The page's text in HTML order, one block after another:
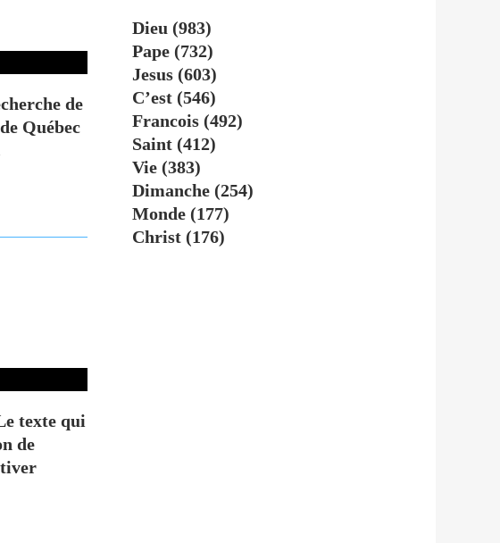
de
Québec
texte qui
de
Dieu (983)
Pape (732)
Jesus (603)
C’est (546)
Francois (492)
Saint (412)
Vie (383)
Dimanche (254)
Monde (177)
Christ (176)